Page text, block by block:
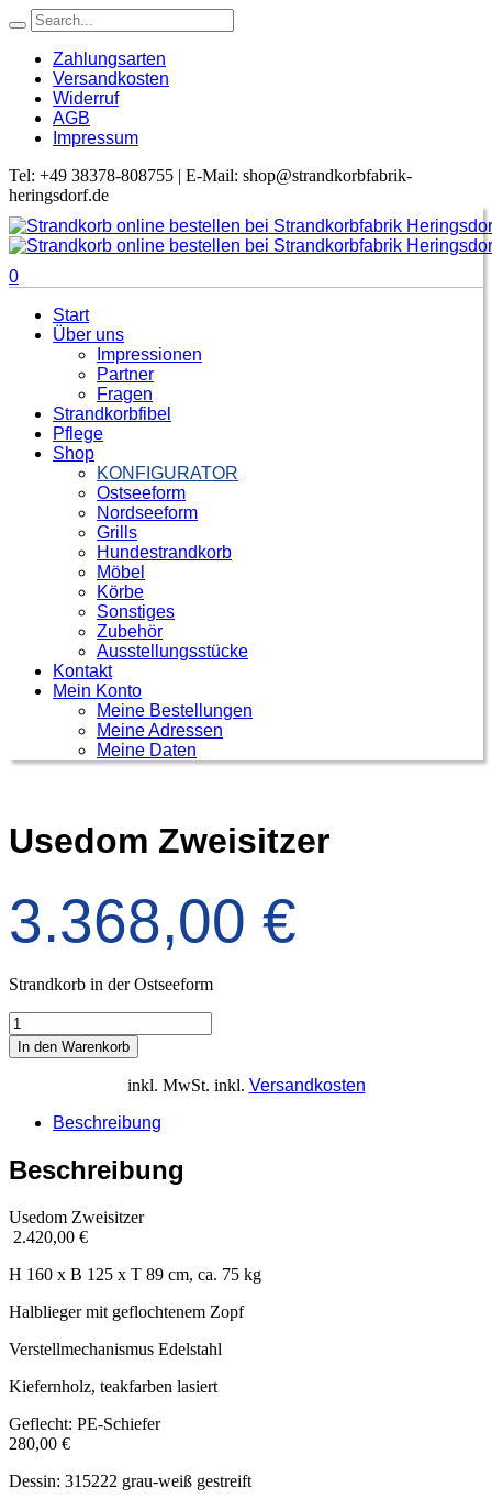
Zahlungsarten
Versandkosten
Widerruf
AGB
Impressum
Tel: +49 38378-808755 | E-Mail: shop@strandkorbfabrik-
heringsdorf.de
0
Start
Über uns
Impressionen
Partner
Fragen
Strandkorbfibel
Pflege
Shop
KONFIGURATOR
Ostseeform
Nordseeform
Grills
Hundestrandkorb
Möbel
Körbe
Sonstiges
Zubehör
Ausstellungsstücke
Kontakt
Mein Konto
Meine Bestellungen
Meine Adressen
Meine Daten
Usedom Zweisitzer
3.368,00 €
Strandkorb in der Ostseeform
In den Warenkorb
inkl. MwSt. inkl. Versandkosten
Beschreibung
Beschreibung
Usedom Zweisitzer
2.420,00 €
H 160 x B 125 x T 89 cm, ca. 75 kg
Halblieger mit geflochtenem Zopf
Verstellmechanismus Edelstahl
Kiefernholz, teakfarben lasiert
Geflecht: PE-Schiefer
280,00 €
Dessin: 315222 grau-weiß gestreift